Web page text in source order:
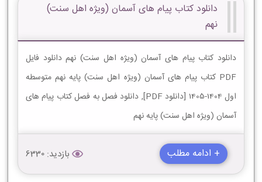
دانلود کتاب پیام های آسمان (ویژه اهل سنت)
نهم
دانلود کتاب پیام های آسمان (ویژه اهل سنت) نهم دانلود فایل
PDF کتاب پیام های آسمان (ویژه اهل سنت) پایه نهم متوسطه
اول 1404-1405 [دانلود PDF], دانلود فصل به فصل کتاب پیام های
آسمان (ویژه اهل سنت) پایه نهم
+ ادامه مطلب بازدید: 6330